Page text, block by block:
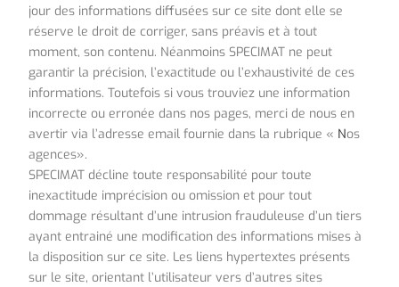
jour des informations diffusées sur ce site dont elle se
réserve le droit de corriger, sans préavis et à tout
moment, son contenu. Néanmoins SPECIMAT ne peut
garantir la précision, l’exactitude ou l’exhaustivité de ces
informations. Toutefois si vous trouviez une information
incorrecte ou erronée dans nos pages, merci de nous en
avertir via l’adresse email fournie dans la rubrique « Nos
agences».
SPECIMAT décline toute responsabilité pour toute
inexactitude imprécision ou omission et pour tout
dommage résultant d’une intrusion frauduleuse d’un tiers
ayant entrainé une modification des informations mises à
la disposition sur ce site. Les liens hypertextes présents
sur le site, orientant l’utilisateur vers d’autres sites